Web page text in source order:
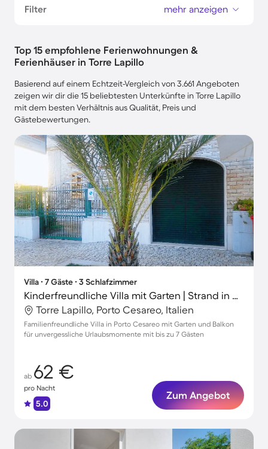
Filter mehr anzeigen
Top 15 empfohlene Ferienwohnungen &
Ferienhäuser in Torre Lapillo
Basierend auf einem Echtzeit-Vergleich von 3.661 Angeboten
zeigen wir dir die 15 beliebtesten Unterkünfte in Torre Lapillo
mit dem besten Verhältnis aus Qualität, Preis und
Gästebewertungen.
Villa ∙ 7 Gäste ∙ 3 Schlafzimmer
Kinderfreundliche Villa mit Garten | Strand in der Nähe | Hunde erlaubt
Torre Lapillo, Porto Cesareo, Italien
Familienfreundliche Villa in Porto Cesareo mit Garten und Balkon
für unvergessliche Urlaubsmomente mit bis zu 7 Gästen
ab 62 €
pro Nacht
5.0
Zum Angebot